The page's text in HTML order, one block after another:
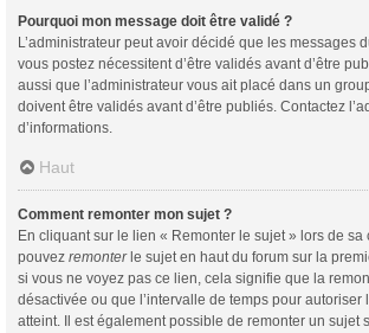
Pourquoi mon message doit être validé ?
L’administrateur peut avoir décidé que les messages
vous postez nécessitent d’être validés avant d’être
aussi que l’administrateur vous ait placé dans un
doivent être validés avant d’être publiés. Contactez
d’informations.
Haut
Comment remonter mon sujet ?
En cliquant sur le lien « Remonter le sujet » lors de sa
pouvez remonterle sujet en haut du forum sur la
si vous ne voyez pas ce lien, cela signifie que la
désactivée ou que l’intervalle de temps pour autoriser
atteint. Il est également possible de remonter un sujet